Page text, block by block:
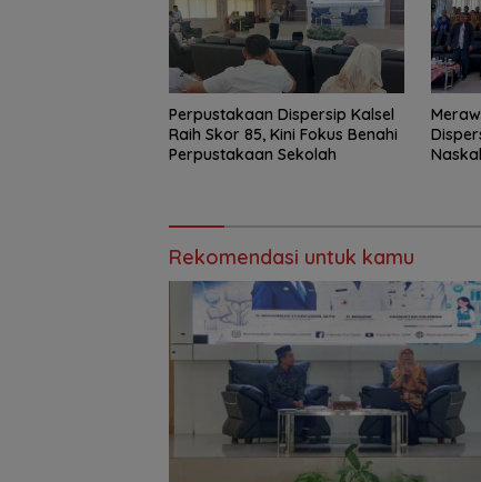
Perpustakaan Dispersip Kalsel
Raih Skor 85, Kini Fokus Benahi
Perpustakaan Sekolah
Rekomendasi untuk kamu